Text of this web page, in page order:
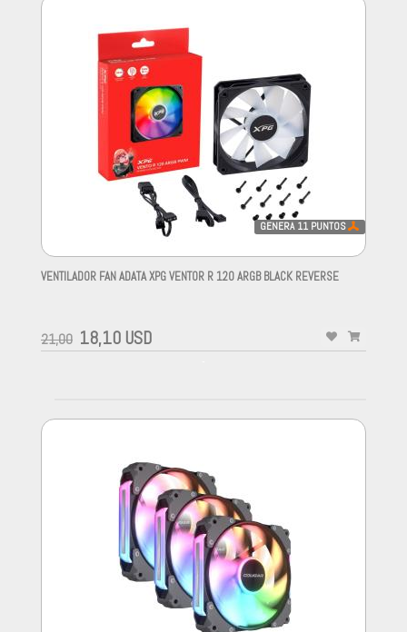
GENERA 11 PUNTOS
VENTILADOR FAN ADATA XPG VENTOR R 120 ARGB BLACK REVERSE
21,00 18,10 USD